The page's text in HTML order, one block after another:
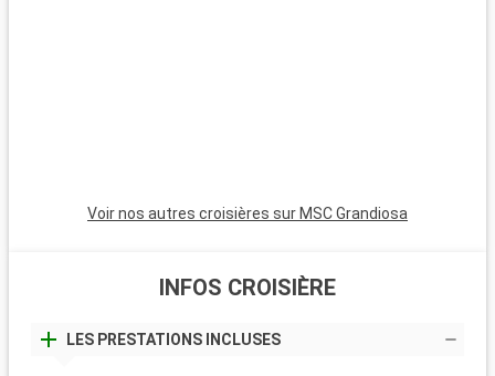
Voir nos autres croisières sur MSC Grandiosa
INFOS CROISIÈRE
LES PRESTATIONS INCLUSES